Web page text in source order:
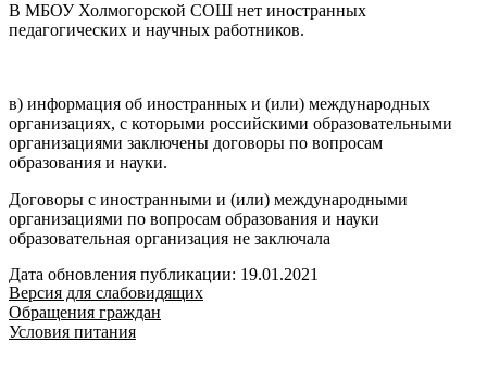
В МБОУ Холмогорской СОШ нет иностранных
педагогических и научных работников.
в) информация об иностранных и (или) международных
организациях, с которыми российскими образовательными
организациями заключены договоры по вопросам
образования и науки.
Договоры с иностранными и (или) международными
организациями по вопросам образования и науки
образовательная организация не заключала
Дата обновления публикации: 19.01.2021
Версия для слабовидящих
Обращения граждан
Условия питания